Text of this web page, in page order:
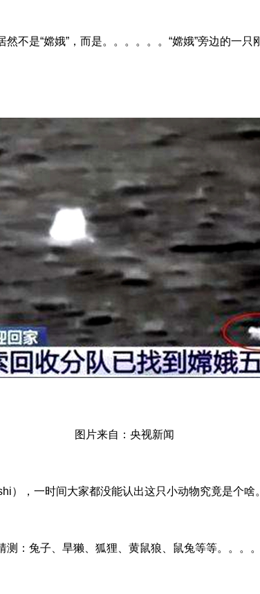
不是“嫦娥”，而是。。。。。。“嫦娥”旁边的一
图片来自：央视新闻
），一时间大家都没能认出这只小动物究竟是个啥。
测：兔子、旱獭、狐狸、黄鼠狼、鼠兔等等。。。